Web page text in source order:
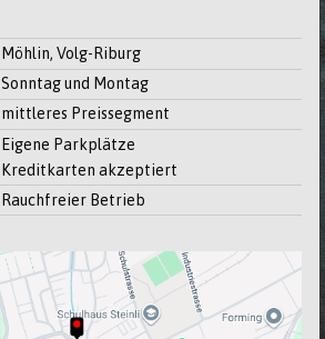
Möhlin, Volg-Riburg
Sonntag und Montag
mittleres Preissegment
Eigene Parkplätze
Kreditkarten akzeptiert
Rauchfreier Betrieb